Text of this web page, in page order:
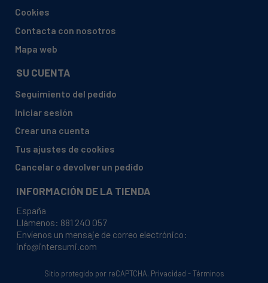
Cookies
Contacta con nosotros
Mapa web
SU CUENTA
Seguimiento del pedido
Iniciar sesión
Crear una cuenta
Tus ajustes de cookies
Cancelar o devolver un pedido
INFORMACIÓN DE LA TIENDA
España
Llámenos: 881 240 057
Envíenos un mensaje de correo electrónico:
info@intersumi.com
Sitio protegido por reCAPTCHA. Privacidad -Términos